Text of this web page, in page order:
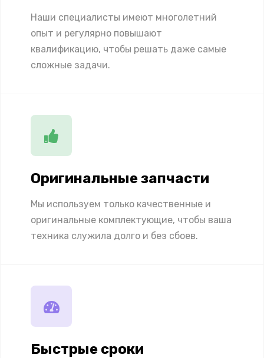
Наши специалисты имеют многолетний
опыт и регулярно повышают
квалификацию, чтобы решать даже самые
сложные задачи.
Оригинальные запчасти
Мы используем только качественные и
оригинальные комплектующие, чтобы ваша
техника служила долго и без сбоев.
Быстрые сроки